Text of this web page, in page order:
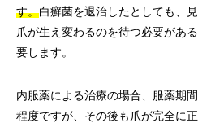
す。白癬菌を退治したとしても、
爪が生え変わるのを待つ必要があ
要します。
内服薬による治療の場合、服薬期
程度ですが、その後も爪が完全に